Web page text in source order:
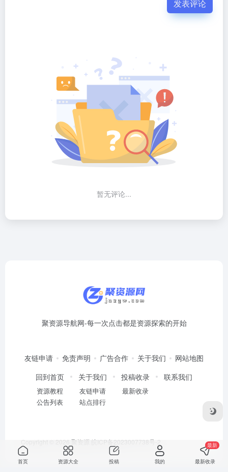
发表评论
暂无评论...
聚资源导航网-每一次点击都是资源探索的开始
友链申请 免责声明 广告合作 关于我们
网站地图
回到首页
资源教程
公告列表
关于我们
友链申请
站点排行
投稿收录
最新收录
联系我们
Copyright © 2026 聚资源 皖ICP备2023007738号-2
首页 资源大全 投稿 我的 最新收录
最新